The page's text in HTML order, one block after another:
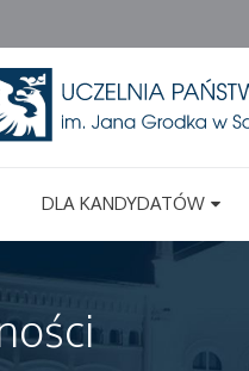
DLA KANDYDATÓW